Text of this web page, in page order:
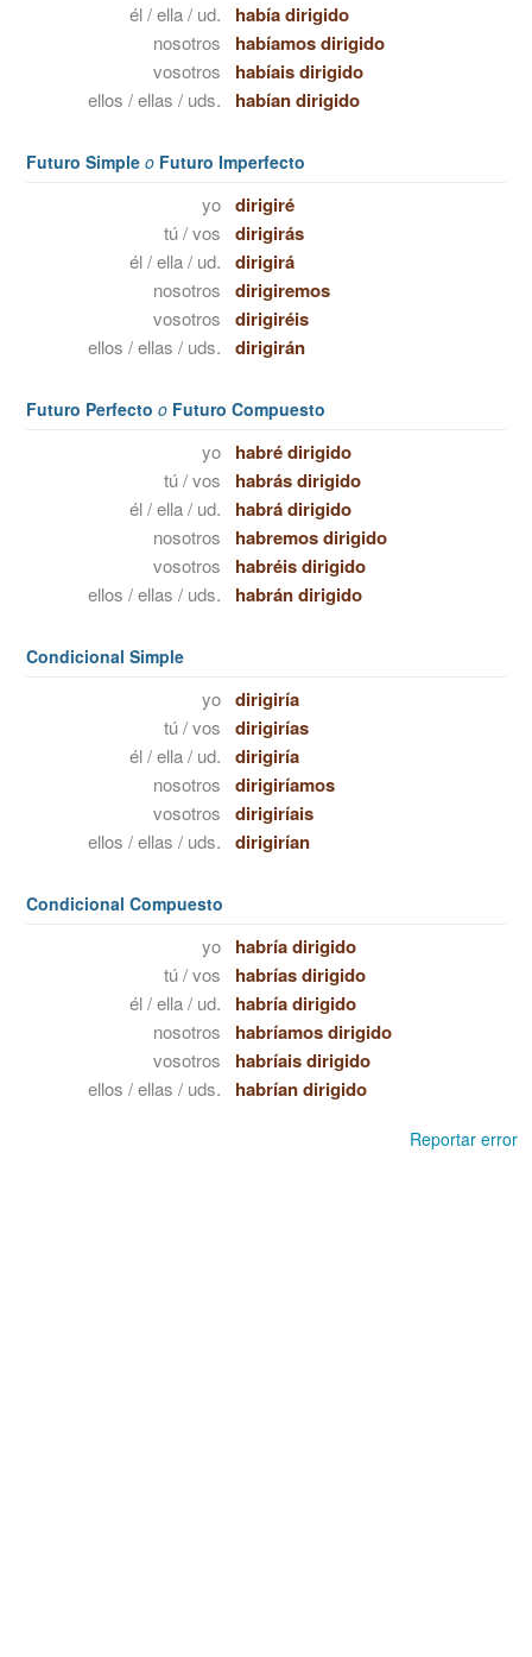
él / ella / ud. había dirigido
nosotros habíamos dirigido
vosotros habíais dirigido
ellos / ellas / uds. habían dirigido
Futuro Simple o Futuro Imperfecto
yo dirigiré
tú / vos dirigirás
él / ella / ud. dirigirá
nosotros dirigiremos
vosotros dirigiréis
ellos / ellas / uds. dirigirán
Futuro Perfecto o Futuro Compuesto
yo habré dirigido
tú / vos habrás dirigido
él / ella / ud. habrá dirigido
nosotros habremos dirigido
vosotros habréis dirigido
ellos / ellas / uds. habrán dirigido
Condicional Simple
yo dirigiría
tú / vos dirigirías
él / ella / ud. dirigiría
nosotros dirigiríamos
vosotros dirigiríais
ellos / ellas / uds. dirigirían
Condicional Compuesto
yo habría dirigido
tú / vos habrías dirigido
él / ella / ud. habría dirigido
nosotros habríamos dirigido
vosotros habríais dirigido
ellos / ellas / uds. habrían dirigido
Reportar error